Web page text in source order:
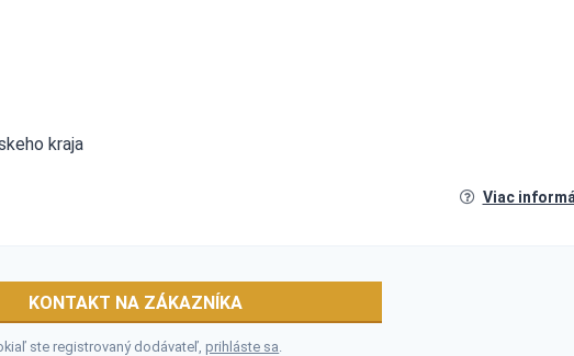
kraja
Viac
KONTAKT NA ZÁKAZNÍKA
ste registrovaný dodávateľ,prihláste sa